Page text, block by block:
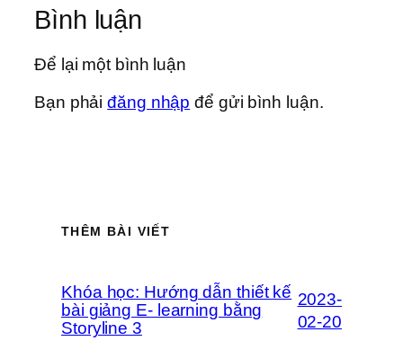
Bình luận
Để lại một bình luận
Bạn phảiđăng nhập để gửi bình luận.
THÊM BÀI VIẾT
Khóa học: Hướng dẫn thiết kế
bài giảng E- learning bằng
Storyline 3
2023-
02-20